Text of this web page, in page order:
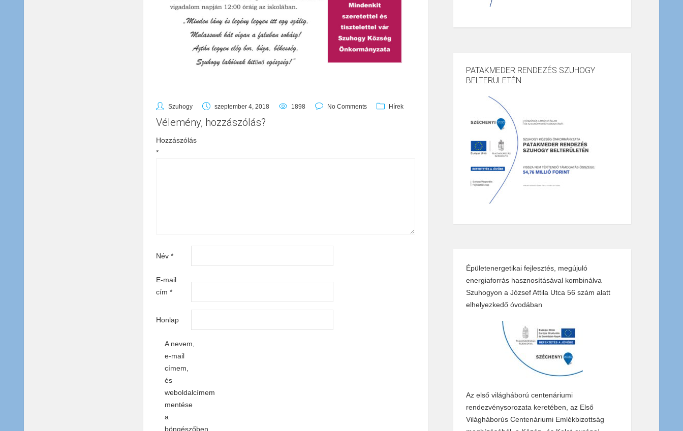
Szuhogy szeptember 4, 2018 1898 No Comments Hírek
Vélemény, hozzászólás?
Hozzászólás
*
Név *
E-mail
cím *
Honlap
A nevem,
e-mail
címem,
és
weboldalcímem
mentése
a
böngészőben
PATAKMEDER RENDEZÉS SZUHOGY
BELTERÜLETÉN
Épületenergetikai fejlesztés, megújuló
energiaforrás hasznosításával kombinálva
Szuhogyon a József Attila Utca 56 szám alatt
elhelyezkedő óvodában
Az első világháború centenáriumi
rendezvénysorozata keretében, az Első
Világháborús Centenáriumi Emlékbizottság